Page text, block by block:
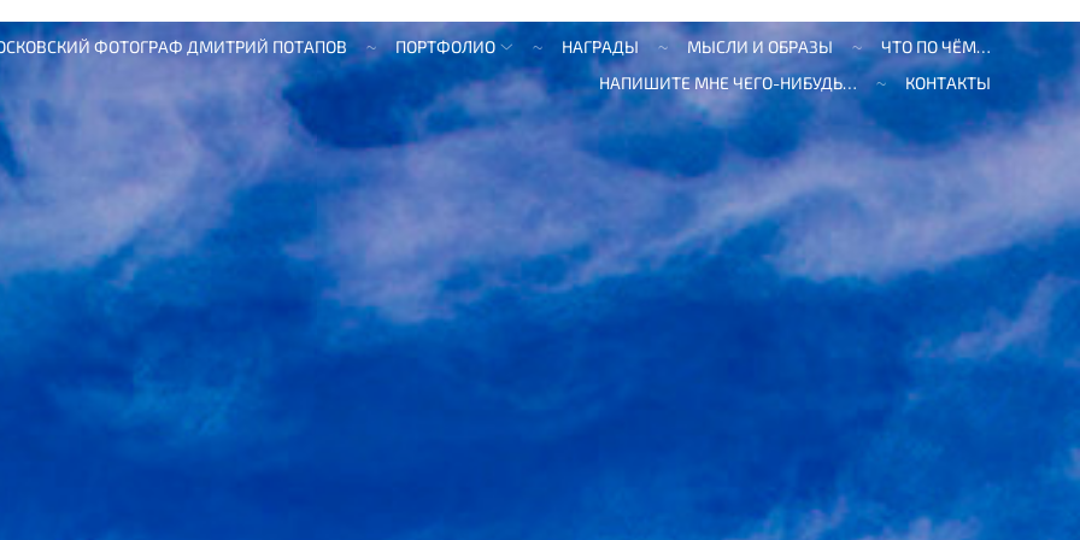
ФОТОГРАФ ДМИТРИЙ ПОТАПОВ ПОРТФОЛИО НАГРАДЫ МЫСЛИ И ОБРАЗЫ
ЧТО ПО ЧЁМ…
НАПИШИТЕ МНЕ ЧЕГО-НИБУДЬ…
КОНТАКТЫ